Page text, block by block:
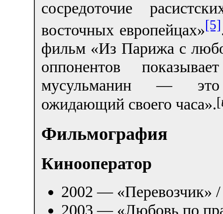
сосредоточие
восточных европейцах»[5]
фильм «Из Парижа с
оппонентов
мусульманин — это
ожидающий своего часа».[
Фильмография
Кинооператор
2002 — «Перевозчик»
2003 — «Любовь по